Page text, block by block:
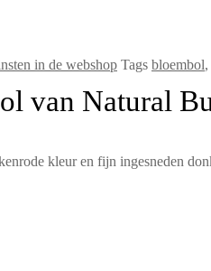
in de webshop Tags bloembol,
van Natural
kleur en fijn ingesneden